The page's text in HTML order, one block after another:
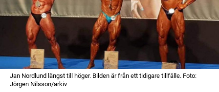
Jan Nordlund längst till höger. Bilden är från ett tidigare tillfälle. Foto:
Jörgen Nilsson/arkiv